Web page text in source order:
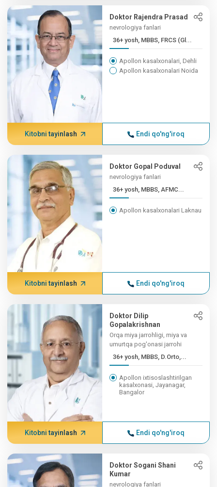
Doktor Rajendra Prasad
nevrologiya fanlari
36+ yosh, MBBS, FRCS (Gl...
Apollon kasalxonalari, Dehli
Apollon kasalxonalari Noida
Kitobni tayinlash Endi qo'ng'iroq
Doktor Gopal Poduval
nevrologiya fanlari
36+ yosh, MBBS, AFMC...
Apollon kasalxonalari Laknau
Kitobni tayinlash Endi qo'ng'iroq
Doktor Dilip
Gopalakrishnan
Orqa miya jarrohligi, miya va
umurtqa pog'onasi jarrohi
36+ yosh, MBBS, D.Orto,...
Apollon ixtisoslashtirilgan
kasalxonasi, Jayanagar,
Bangalor
Kitobni tayinlash Endi qo'ng'iroq
Doktor Sogani Shani
Kumar
nevrologiya fanlari